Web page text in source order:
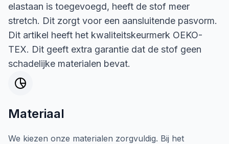
elastaan is toegevoegd, heeft de stof meer
stretch. Dit zorgt voor een aansluitende pasvorm.
Dit artikel heeft het kwaliteitskeurmerk OEKO-
TEX. Dit geeft extra garantie dat de stof geen
schadelijke materialen bevat.
Materiaal
We kiezen onze materialen zorgvuldig. Bij het